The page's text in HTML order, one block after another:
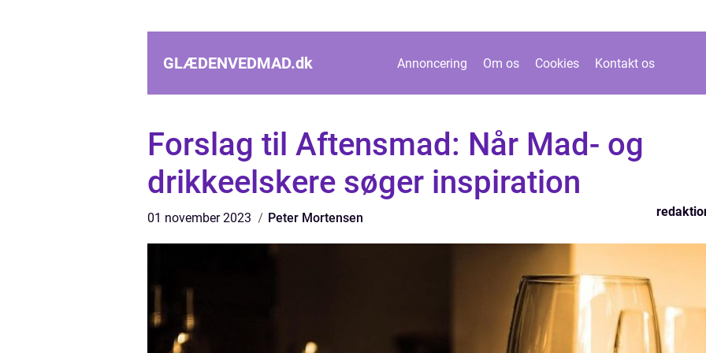
GLÆDENVEDMAD.dk Annoncering Om os Cookies Kontakt os
Forslag til Aftensmad: Når Mad- og
drikkeelskere søger inspiration
01 november 2023 Peter Mortensen